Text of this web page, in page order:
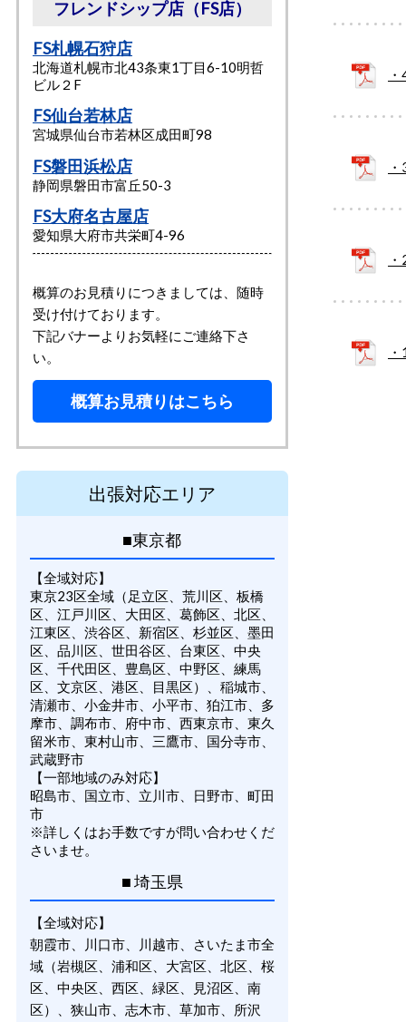
フレンドシップ店（FS店）
FS札幌石狩店
北海道札幌市北43条東1丁目6-10明哲
ビル２F
FS仙台若林店
宮城県仙台市若林区成田町98
FS磐田浜松店
静岡県磐⽥市富丘50-3
FS大府名古屋店
愛知県大府市共栄町4-96
概算のお見積りにつきましては、随時
受け付けております。
下記バナーよりお気軽にご連絡下さ
い。
概算お見積りはこちら
出張対応エリア
■東京都
【全域対応】
東京23区全域（足立区、荒川区、板橋
区、江戸川区、大田区、葛飾区、北区、
江東区、渋谷区、新宿区、杉並区、墨田
区、品川区、世田谷区、台東区、中央
区、千代田区、豊島区、中野区、練馬
区、文京区、港区、目黒区）、稲城市、
清瀬市、小金井市、小平市、狛江市、多
摩市、調布市、府中市、西東京市、東久
留米市、東村山市、三鷹市、国分寺市、
武蔵野市
【一部地域のみ対応】
昭島市、国立市、立川市、日野市、町田
市
※詳しくはお手数ですが問い合わせくだ
さいませ。
■ 埼玉県
【全域対応】
朝霞市、川口市、川越市、さいたま市全
域（岩槻区、浦和区、大宮区、北区、桜
区、中央区、西区、緑区、見沼区、南
区）、狭山市、志木市、草加市、所沢